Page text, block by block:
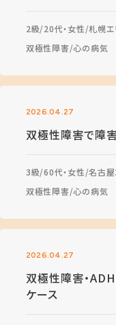
2級 20代・女性 札幌エ
双極性障害 心の病気
2026.04.27
双極性障害で障
3級 60代・女性 名古屋
双極性障害 心の病気
2026.04.27
双極性障害・
ケース